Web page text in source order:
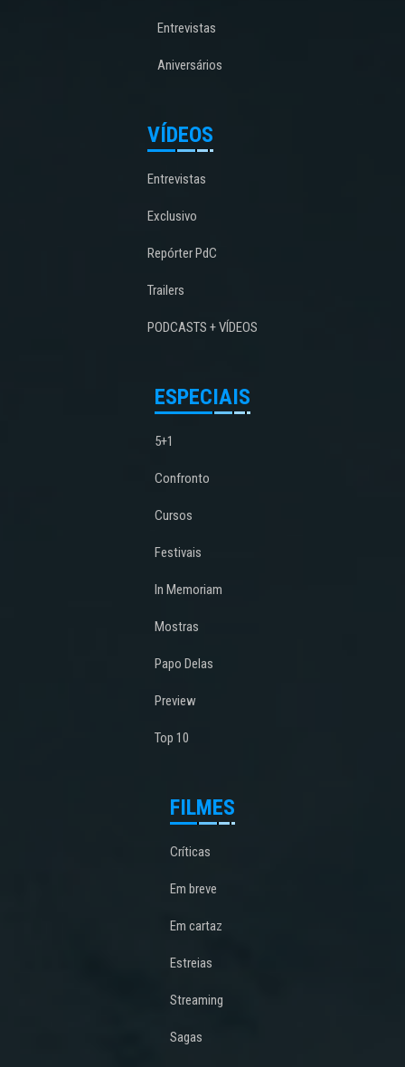
Entrevistas
Aniversários
VÍDEOS
Entrevistas
Exclusivo
Repórter PdC
Trailers
PODCASTS + VÍDEOS
ESPECIAIS
5+1
Confronto
Cursos
Festivais
In Memoriam
Mostras
Papo Delas
Preview
Top 10
FILMES
Críticas
Em breve
Em cartaz
Estreias
Streaming
Sagas